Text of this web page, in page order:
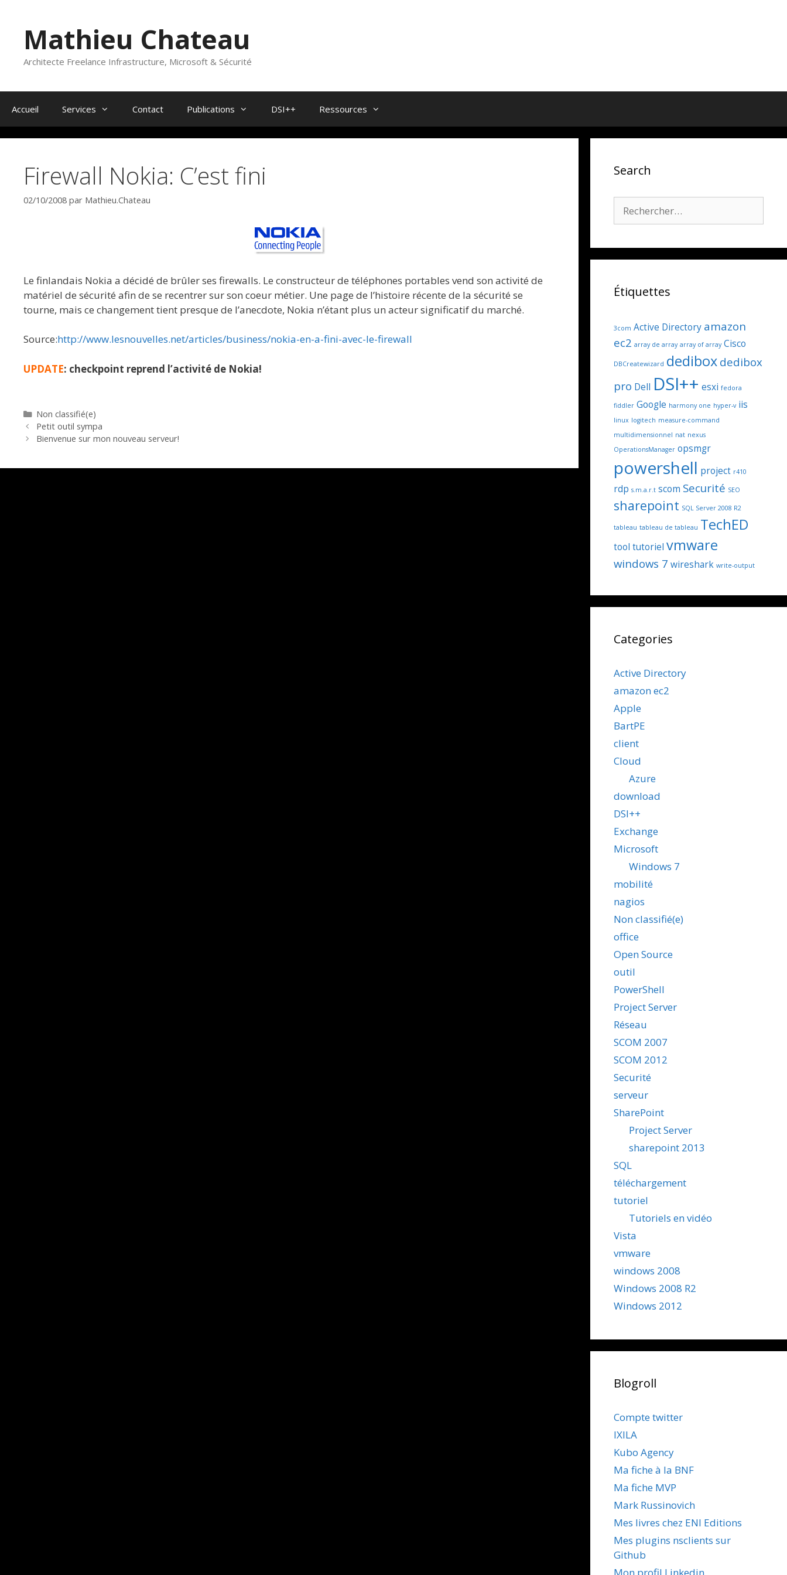
contenuMathieu Chateau
Architecte Freelance Infrastructure, Microsoft & Sécurité
Accueil Services Contact Publications DSI++ Ressources
Firewall Nokia: C’est fini
02/10/2008 par Mathieu.Chateau
Le finlandais Nokia a décidé de brûler ses firewalls. Le constructeur de téléphones portables vend son activité de
matériel de sécurité afin de se recentrer sur son coeur métier. Une page de l’histoire récente de la sécurité se
tourne, mais ce changement tient presque de l’anecdote, Nokia n’étant plus un acteur significatif du marché.
Source:http://www.lesnouvelles.net/articles/business/nokia-en-a-fini-avec-le-firewall
UPDATE: checkpoint reprend l’activité de Nokia!
Catégories
Non classifié(e)
Petit outil sympa
Bienvenue sur mon nouveau serveur!
Search
Étiquettes
3com Active Directory amazon
ec2 array de array array of array Cisco
DBCreatewizard dedibox dedibox
pro Dell DSI++ esxi fedora
fiddler Google harmony one hyper-v iis
linux logitech measure-command
multidimensionnel nat nexus
OperationsManager opsmgr
powershell project r410
rdp s.m.a.r.t scom Securité SEO
sharepoint SQL Server 2008 R2
tableau tableau de tableau TechED
tool tutoriel vmware
windows 7 wireshark write-output
Categories
Active Directory
amazon ec2
Apple
BartPE
client
Cloud
Azure
download
DSI++
Exchange
Microsoft
Windows 7
mobilité
nagios
Non classifié(e)
office
Open Source
outil
PowerShell
Project Server
Réseau
SCOM 2007
SCOM 2012
Securité
serveur
SharePoint
Project Server
sharepoint 2013
SQL
téléchargement
tutoriel
Tutoriels en vidéo
Vista
vmware
windows 2008
Windows 2008 R2
Windows 2012
Blogroll
Compte twitter
IXILA
Kubo Agency
Ma fiche à la BNF
Ma fiche MVP
Mark Russinovich
Mes livres chez ENI Editions
Mes plugins nsclients sur
Github